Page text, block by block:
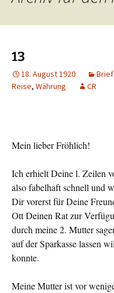
13
18. August 1920
Reise, Währung CR
Mein lieber Fröhlich!
Ich erhielt Deine l. Zeilen
also fabelhaft schnell und
Dir vorerst für Deine
Ott Deinen Rat zur
durch meine 2. Mutter
auf der Sparkasse lassen
konnte.
Meine Mutter ist vor